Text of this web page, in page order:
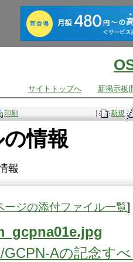
サイトトップへ 新掲示板(
| 新規
印刷
情報
報
ージの添付ファイル一覧]
GCPN-Aの記念す